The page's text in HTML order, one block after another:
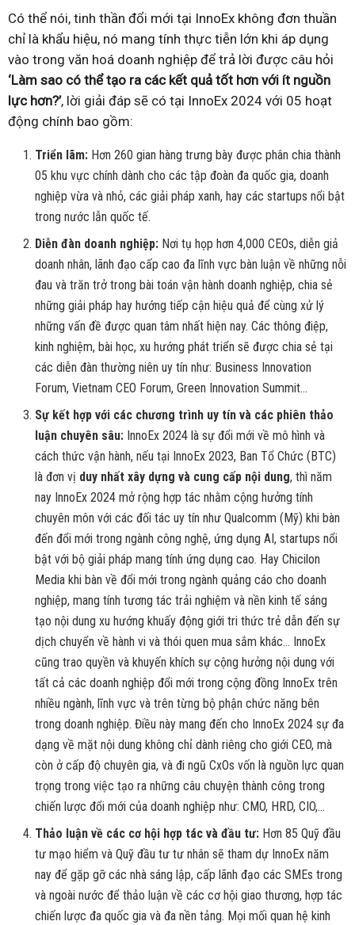
Có thể nói, tinh thần đổi mới tại InnoEx không đơn thuần
chỉ là khẩu hiệu, nó mang tính thực tiễn lớn khi áp dụng
vào trong văn hoá doanh nghiệp để trả lời được câu hỏi
‘Làm sao có thể tạo ra các kết quả tốt hơn với ít nguồn
lực hơn?’, lời giải đáp sẽ có tại InnoEx 2024 với 05 hoạt
động chính bao gồm:
Triển lãm: Hơn 260 gian hàng trưng bày được phân chia thành
05 khu vực chính dành cho các tập đoàn đa quốc gia, doanh
nghiệp vừa và nhỏ, các giải pháp xanh, hay các startups nổi bật
trong nước lẫn quốc tế.
Diễn đàn doanh nghiệp: Nơi tụ họp hơn 4,000 CEOs, diễn giả
doanh nhân, lãnh đạo cấp cao đa lĩnh vực bàn luận về những nỗi
đau và trăn trở trong bài toán vận hành doanh nghiệp, chia sẻ
những giải pháp hay hướng tiếp cận hiệu quả để cùng xử lý
những vấn đề được quan tâm nhất hiện nay. Các thông điệp,
kinh nghiệm, bài học, xu hướng phát triển sẽ được chia sẻ tại
các diễn đàn thường niên uy tín như: Business Innovation
Forum, Vietnam CEO Forum, Green Innovation Summit…
Sự kết hợp với các chương trình uy tín và các phiên thảo
luận chuyên sâu: InnoEx 2024 là sự đổi mới về mô hình và
cách thức vận hành, nếu tại InnoEx 2023, Ban Tổ Chức (BTC)
là đơn vị duy nhất xây dựng và cung cấp nội dung, thì năm
nay InnoEx 2024 mở rộng hợp tác nhằm cộng hưởng tính
chuyên môn với các đối tác uy tín như Qualcomm (Mỹ) khi bàn
đến đổi mới trong ngành công nghệ, ứng dụng AI, startups nổi
bật với bộ giải pháp mang tính ứng dụng cao. Hay Chicilon
Media khi bàn về đổi mới trong ngành quảng cáo cho doanh
nghiệp, mang tính tương tác trải nghiệm và nền kinh tế sáng
tạo nội dung xu hướng khuấy động giới tri thức trẻ dẫn đến sự
dịch chuyển về hành vi và thói quen mua sắm khác… InnoEx
cũng trao quyền và khuyến khích sự cộng hưởng nội dung với
tất cả các doanh nghiệp đổi mới trong cộng đồng InnoEx trên
nhiều ngành, lĩnh vực và trên từng bộ phận chức năng bên
trong doanh nghiệp. Điều này mang đến cho InnoEx 2024 sự đa
dạng về mặt nội dung không chỉ dành riêng cho giới CEO, mà
còn ở cấp độ chuyên gia, và đi ngũ CxOs vốn là nguồn lực quan
trọng trong việc tạo ra những câu chuyện thành công trong
chiến lược đổi mới của doanh nghiệp như: CMO, HRD, CIO,…
Thảo luận về các cơ hội hợp tác và đầu tư: Hơn 85 Quỹ đầu
tư mạo hiểm và Quỹ đầu tư tư nhân sẽ tham dự InnoEx năm
nay để gặp gỡ các nhà sáng lập, cấp lãnh đạo các SMEs trong
và ngoài nước để thảo luận về các cơ hội giao thương, hợp tác
chiến lược đa quốc gia và đa nền tảng. Mọi mối quan hệ kinh